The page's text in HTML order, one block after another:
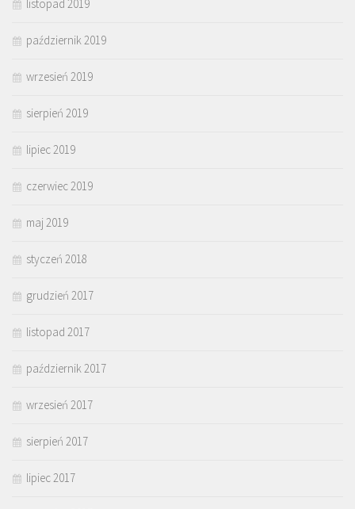
listopad 2019
październik 2019
wrzesień 2019
sierpień 2019
lipiec 2019
czerwiec 2019
maj 2019
styczeń 2018
grudzień 2017
listopad 2017
październik 2017
wrzesień 2017
sierpień 2017
lipiec 2017